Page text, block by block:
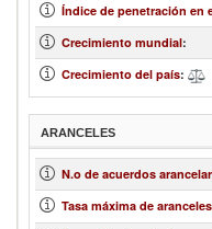
Índice de penetración en
Crecimiento mundial:
Crecimiento del país:
ARANCELES
N.o de acuerdos
Tasa máxima de